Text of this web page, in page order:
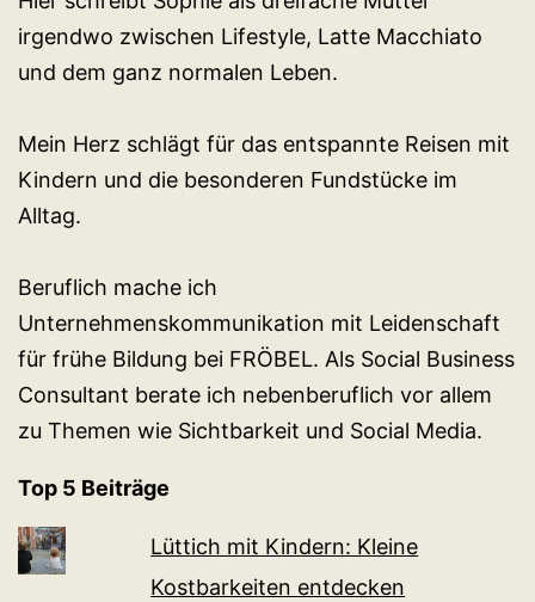
irgendwo zwischen Lifestyle, Latte Macchiato
und dem ganz normalen Leben.
Mein Herz schlägt für das entspannte Reisen mit
Kindern und die besonderen Fundstücke im
Alltag.
Beruflich mache ich
Unternehmenskommunikation mit Leidenschaft
für frühe Bildung bei FRÖBEL. Als Social Business
Consultant berate ich nebenberuflich vor allem
zu Themen wie Sichtbarkeit und Social Media.
Top 5 Beiträge
Lüttich mit Kindern: Kleine
Kostbarkeiten entdecken